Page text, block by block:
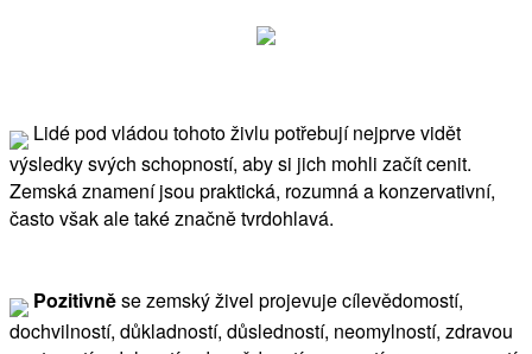
Lidé pod vládou tohoto živlu potřebují nejprve vidět
výsledky svých schopností, aby si jich mohli začít cenit.
Zemská znamení jsou praktická, rozumná a konzervativní,
často však ale také značně tvrdohlavá.
Pozitivněse zemský živel projevuje cílevědomostí,
dochvilností, důkladností, důsledností, neomylností, zdravou